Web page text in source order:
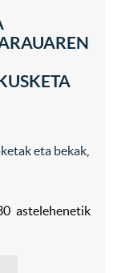
eta bekak
astelehenetik